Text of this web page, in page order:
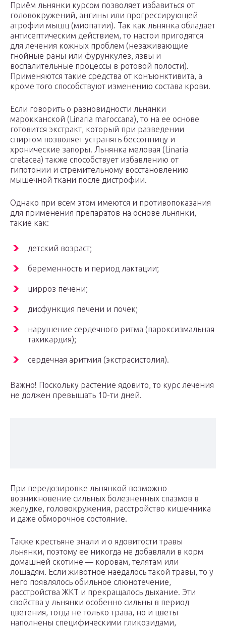
Приём льнянки курсом позволяет избавиться от
головокружений, ангины или прогрессирующей
атрофии мышц (миопатии). Так как льнянка обладает
антисептическим действием, то настои пригодятся
для лечения кожных проблем (незаживающие
гнойные раны или фурункулез, язвы и
воспалительные процессы в ротовой полости).
Применяются такие средства от конъюнктивита, а
кроме того способствуют изменению состава крови.
Если говорить о разновидности льнянки
марокканской (Linaria maroccana), то на ее основе
готовится экстракт, который при разведении
спиртом позволяет устранять бессонницу и
хронические запоры. Льнянка меловая (Linaria
cretacea) также способствует избавлению от
гипотонии и стремительному восстановлению
мышечной ткани после дистрофии.
Однако при всем этом имеются и противопоказания
для применения препаратов на основе льнянки,
такие как:
детский возраст;
беременность и период лактации;
цирроз печени;
дисфункция печени и почек;
нарушение сердечного ритма (пароксизмальная
тахикардия);
сердечная аритмия (экстрасистолия).
Важно! Поскольку растение ядовито, то курс лечения
не должен превышать 10-ти дней.
При передозировке льнянкой возможно
возникновение сильных болезненных спазмов в
желудке, головокружения, расстройство кишечника
и даже обморочное состояние.
Также крестьяне знали и о ядовитости травы
льнянки, поэтому ее никогда не добавляли в корм
домашней скотине — коровам, телятам или
лошадям. Если животное наедалось такой травы, то у
него появлялось обильное слюнотечение,
расстройства ЖКТ и прекращалось дыхание. Эти
свойства у льнянки особенно сильны в период
цветения, тогда не только трава, но и цветы
наполнены специфическими гликозидами,